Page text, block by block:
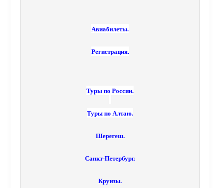
Авиабилеты.
Регистрация.
Туры по России.
Туры по Алтаю.
Шерегеш.
Санкт-Петербург.
Круизы.